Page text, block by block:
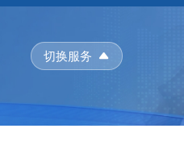
切换服务